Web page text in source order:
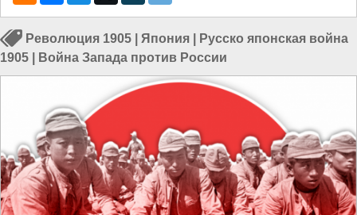
Революция 1905 Япония
Русско японская война
1905
Война Запада против России